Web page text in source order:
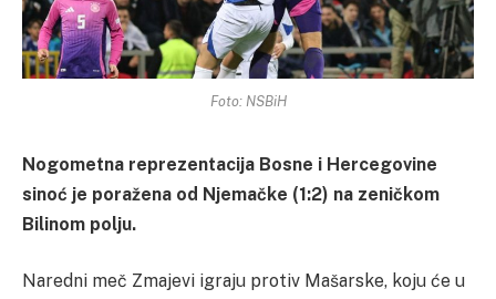
Foto: NSBiH
Nogometna reprezentacija Bosne i Hercegovine
sinoć je poražena od Njemačke (1:2) na zeničkom
Bilinom polju.
Naredni meč Zmajevi igraju protiv Mašarske, koju će u